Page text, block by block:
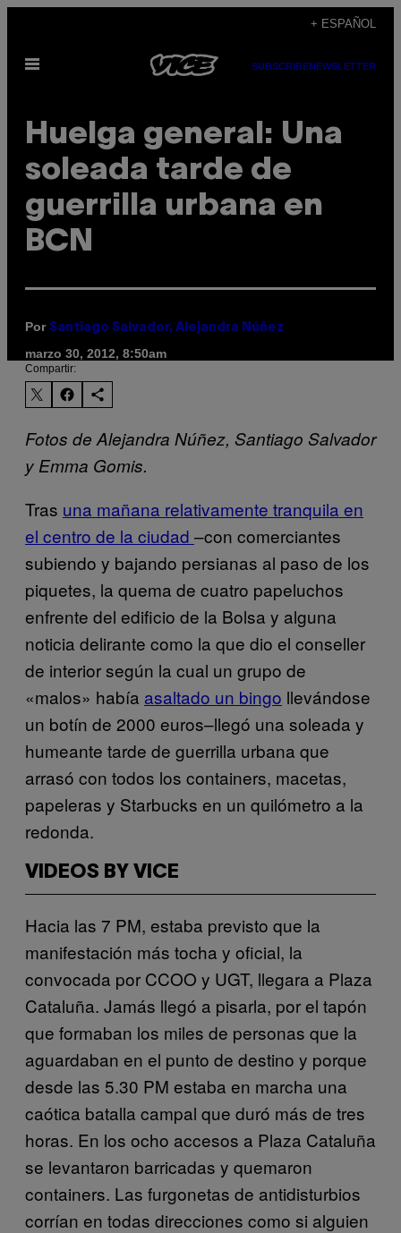
contenido
+ ESPAÑOL
Abrir
SUBSCRIBENEWSLETTER
Huelga general: Una
soleada tarde de
guerrilla urbana en
BCN
Por Santiago Salvador, Alejandra Núñez
marzo 30, 2012, 8:50am
Compartir:
Fotos de Alejandra Núñez, Santiago Salvador
y Emma Gomis.
Tras una mañana relativamente tranquila en
el centro de la ciudad –con comerciantes
subiendo y bajando persianas al paso de los
piquetes, la quema de cuatro papeluchos
enfrente del edificio de la Bolsa y alguna
noticia delirante como la que dio el conseller
de interior según la cual un grupo de
«malos» había asaltado un bingo llevándose
un botín de 2000 euros–llegó una soleada y
humeante tarde de guerrilla urbana que
arrasó con todos los containers, macetas,
papeleras y Starbucks en un quilómetro a la
redonda.
VIDEOS BY VICE
Hacia las 7 PM, estaba previsto que la
manifestación más tocha y oficial, la
convocada por CCOO y UGT, llegara a Plaza
Cataluña. Jamás llegó a pisarla, por el tapón
que formaban los miles de personas que la
aguardaban en el punto de destino y porque
desde las 5.30 PM estaba en marcha una
caótica batalla campal que duró más de tres
horas. En los ocho accesos a Plaza Cataluña
se levantaron barricadas y quemaron
containers. Las furgonetas de antidisturbios
corrían en todas direcciones como si alguien